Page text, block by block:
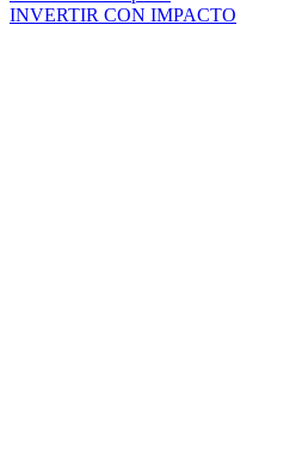
INVERTIR CON IMPACTO